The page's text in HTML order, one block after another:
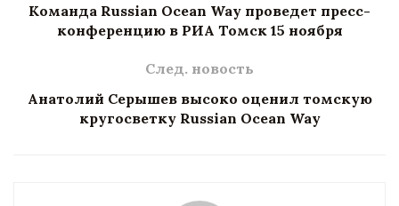
Команда Russian Ocean Way проведет пресс-
конференцию в РИА Томск 15 ноября
След. новость
Анатолий Серышев высоко оценил томскую
кругосветку Russian Ocean Way